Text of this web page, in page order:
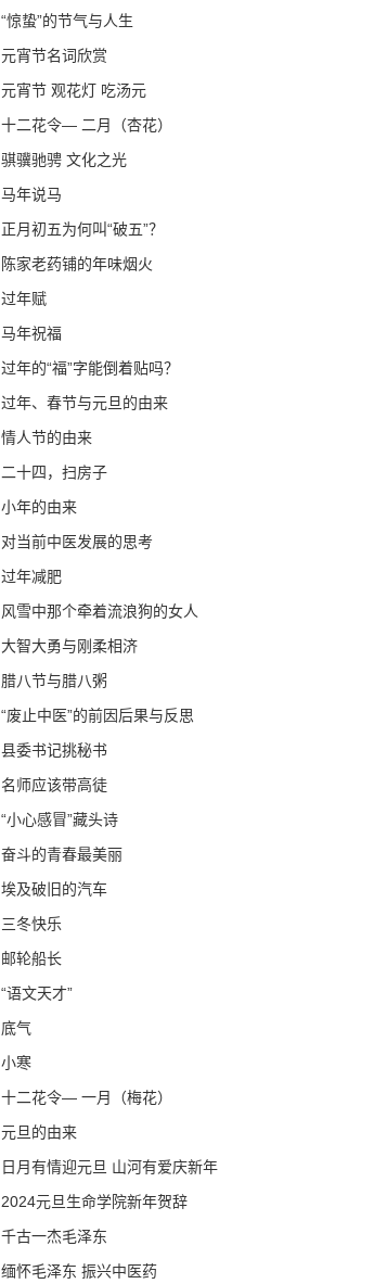
“惊蛰”的节气与人生
元宵节名词欣赏
元宵节 观花灯 吃汤元
十二花令— 二月（杏花）
骐骥驰骋 文化之光
马年说马
正月初五为何叫“破五”？
陈家老药铺的年味烟火
过年赋
马年祝福
过年的“福”字能倒着贴吗？
过年、春节与元旦的由来
情人节的由来
二十四，扫房子
小年的由来
对当前中医发展的思考
过年减肥
风雪中那个牵着流浪狗的女人
大智大勇与刚柔相济
腊八节与腊八粥
“废止中医”的前因后果与反思
县委书记挑秘书
名师应该带高徒
“小心感冒”藏头诗
奋斗的青春最美丽
埃及破旧的汽车
三冬快乐
邮轮船长
“语文天才”
底气
小寒
十二花令— 一月（梅花）
元旦的由来
日月有情迎元旦 山河有爱庆新年
2024元旦生命学院新年贺辞
千古一杰毛泽东
缅怀毛泽东 振兴中医药